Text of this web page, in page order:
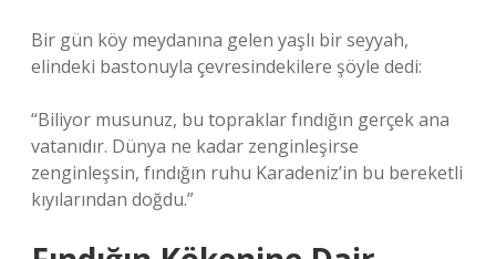
Bir gün köy meydanına gelen yaşlı bir seyyah,
elindeki bastonuyla çevresindekilere şöyle dedi:
“Biliyor musunuz, bu topraklar fındığın gerçek ana
vatanıdır. Dünya ne kadar zenginleşirse
zenginleşsin, fındığın ruhu Karadeniz’in bu bereketli
kıyılarından doğdu.”